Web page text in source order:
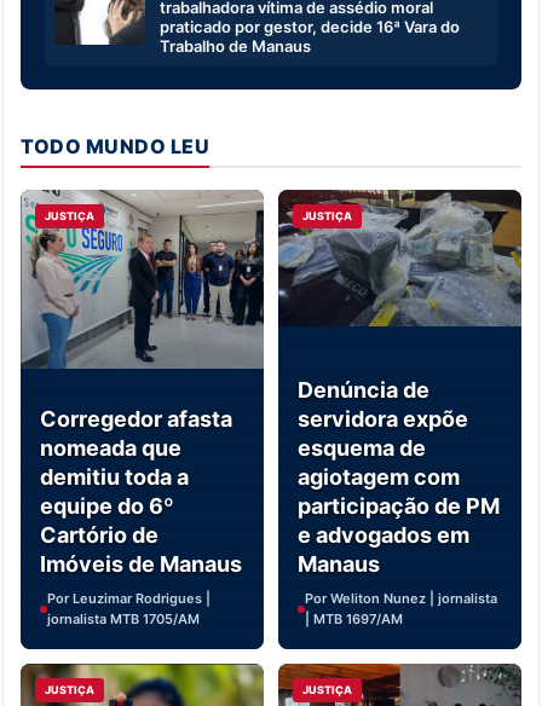
trabalhadora vítima de assédio moral
praticado por gestor, decide 16ª Vara do
Trabalho de Manaus
TODO MUNDO LEU
JUSTIÇA
Corregedor afasta
nomeada que
demitiu toda a
equipe do 6º
Cartório de
Imóveis de Manaus
Por Leuzimar Rodrigues |
jornalista MTB 1705/AM
JUSTIÇA
Denúncia de
servidora expõe
esquema de
agiotagem com
participação de PM
e advogados em
Manaus
Por Weliton Nunez | jornalista
| MTB 1697/AM
JUSTIÇA JUSTIÇA